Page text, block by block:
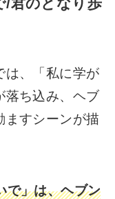
/君のとなり歩
は、「私に学が
落ち込み、ヘブ
ますシーンが描
で」は、ヘブン